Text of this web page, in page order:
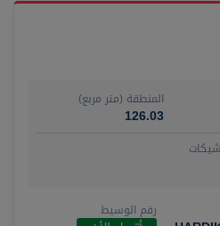
المنطقة (متر مربع)
126.03
رقم الوسيط